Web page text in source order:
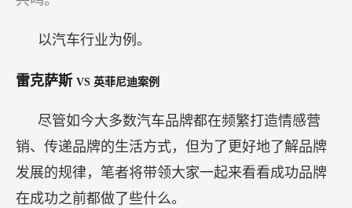
以汽车行业为例。
雷克萨斯 VS 英菲尼迪案例
尽管如今大多数汽车品牌都在频繁打造情感营
销、传递品牌的生活方式，但为了更好地了解品牌
发展的规律，笔者将带领大家一起来看看成功品牌
在成功之前都做了些什么。